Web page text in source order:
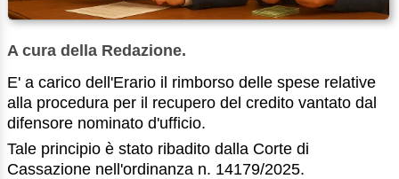
A cura della Redazione.
E' a carico dell'Erario il rimborso delle spese relative
alla procedura per il recupero del credito vantato dal
difensore nominato d'ufficio.
Tale principio è stato ribadito dalla Corte di
Cassazione nell'ordinanza n. 14179/2025.